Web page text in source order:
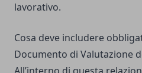
lavorativo.
Cosa deve includere
Documento di Valutazione